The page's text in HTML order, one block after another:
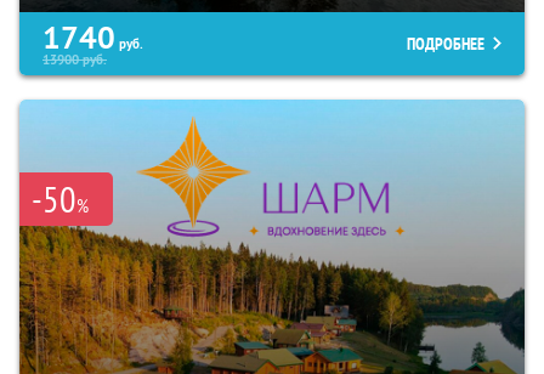
1740 руб.
13900руб.
ПОДРОБНЕЕ
-50%